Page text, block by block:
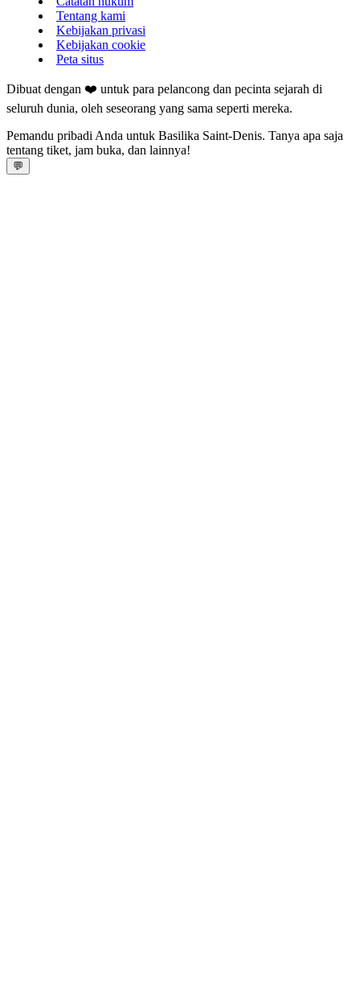
Tentang kami
Kebijakan privasi
Kebijakan cookie
Peta situs
Dibuat dengan ❤️ untuk para pelancong dan pecinta sejarah di
seluruh dunia, oleh seseorang yang sama seperti mereka.
Pemandu pribadi Anda untuk Basilika Saint‑Denis. Tanya apa saja
tentang tiket, jam buka, dan lainnya!
💬